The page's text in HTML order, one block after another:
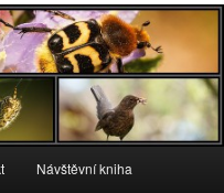
Návštěvní kniha